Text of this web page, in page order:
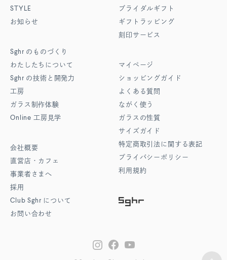
STYLE
お知らせ
Sghr のものづくり
わたしたちについて
Sghr の技術と開発力
工房
ガラス制作体験
Online 工房見学
会社概要
直営店・カフェ
事業者さまへ
採用
Club Sghr について
お問い合わせ
ブライダルギフト
ギフトラッピング
刻印サービス
マイページ
ショッピングガイド
よくある質問
ながく使う
ガラスの性質
サイズガイド
特定商取引法に関する表記
プライバシーポリシー
利用規約